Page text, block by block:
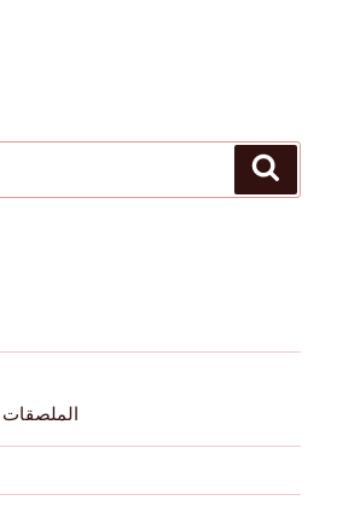
ALMULSAQAT – الملصقات